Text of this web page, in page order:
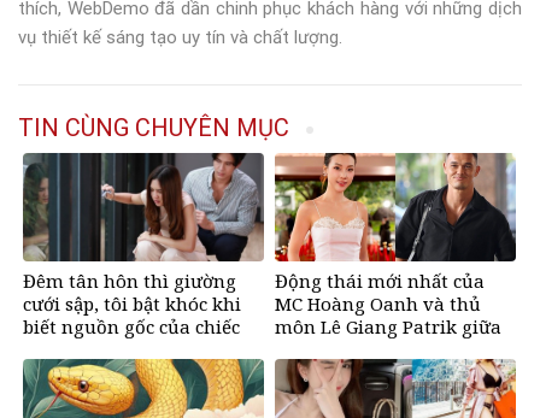
thích, WebDemo đã dần chinh phục khách hàng với những dịch
vụ thiết kế sáng tạo uy tín và chất lượng.
TIN CÙNG CHUYÊN MỤC
Đêm tân hôn thì giường
cưới sập, tôi bật khóc khi
biết nguồn gốc của chiếc
Động thái mới nhất của
MC Hoàng Oanh và thủ
môn Lê Giang Patrik giữa